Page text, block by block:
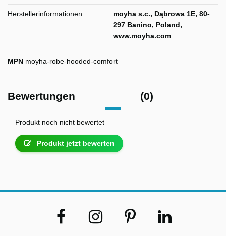
Herstellerinformationen
moyha s.c., Dąbrowa 1E, 80-
297 Banino, Poland,
www.moyha.com
MPN moyha-robe-hooded-comfort
Bewertungen (0)
Produkt noch nicht bewertet
Produkt jetzt bewerten